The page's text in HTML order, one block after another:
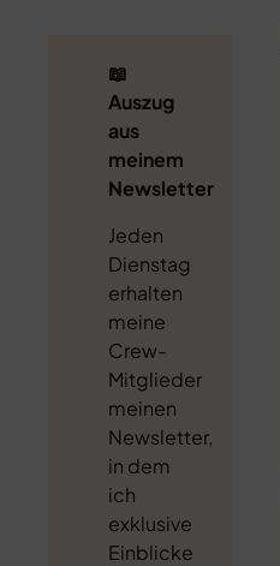
📖
Auszug
aus
meinem
Newsletter
Jeden
Dienstag
erhalten
meine
Crew-
Mitglieder
meinen
Newsletter,
in dem
ich
exklusive
Einblicke